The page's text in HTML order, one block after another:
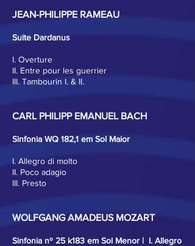
JEAN-PHILIPPE RAMEAU
Suite Dardanus
I. Overture
II. Entre pour les guerrier
III. Tambourin I. & II.
CARL PHILIPP EMANUEL BACH
Sinfonia WQ 182,1 em Sol Maior
I. Allegro di molto
II. Poco adagio
III. Presto
WOLFGANG AMADEUS MOZART
Sinfonia nº 25 k183 em Sol Menor | I. Allegro